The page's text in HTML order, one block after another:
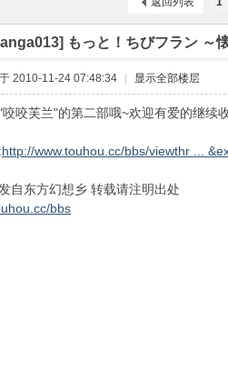
› もっと！ちびフラン ～
2010-11-24 07:48:34 显示全部楼层
咬芙兰"的第二部哦~欢迎有爱的继续
http://www.touhou.cc/bbs/viewthr ...
自东方幻想乡 转载请注明出处
bbs